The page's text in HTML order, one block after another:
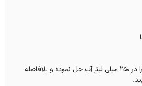
یک پیمانه از محصول را در 250 میلی لیتر آب حل نموده و بلافاصله